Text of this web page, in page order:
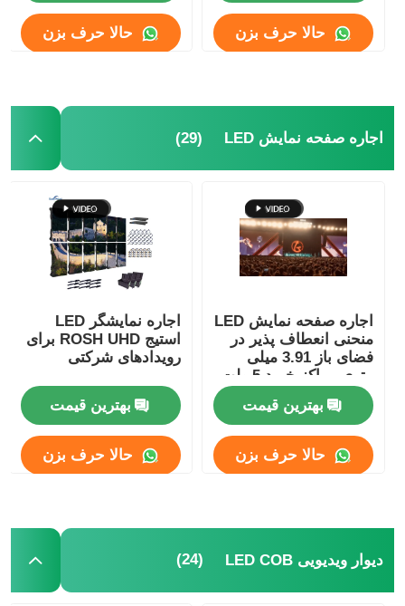
کنترل کیفیت
اخبار
درخواست قیمت
صفحه نمایش LED
صفحه نمایش کنسرت LED
اجاره صفحه نمایش LED
نمایشگر LED شفاف
حالا حرف بزن حالا حرف بزن
اجاره صفحه نمایش LED (29)
اجاره صفحه نمایش LED
منحنی انعطاف پذیر در
فضای باز 3.91 میلی
متری مراکز خرید 5 ولت
SDK
بهترین قیمت
حالا حرف بزن
اجاره نمایشگر LED
استیج ROSH UHD برای
رویدادهای شرکتی
بهترین قیمت
حالا حرف بزن
دیوار ویدیویی LED COB (24)